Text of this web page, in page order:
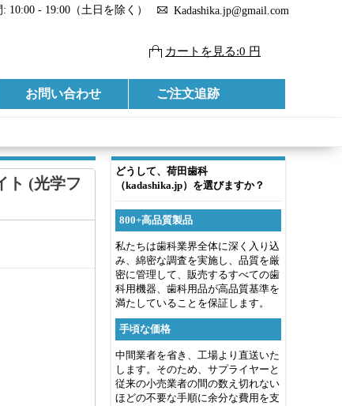
10:00 - 19:00（土日を除く） Kadashika.jp@gmail.com
カートを見る:0 円
お問い合わせ ご注文追跡
どうして、荷田歯科
（kadashika.jp）を選びますか？
800+高品質製品
私たちは歯科業界全体に深く入り込
み、綿密な調査を実施し、品質を厳
密に管理して、販売するすべての歯
科用機器、歯科用品が高品質基準を
満たしていることを保証します。
手頃な価格
中間業者を省き、工場より直送いた
します。そのため、サプライヤーと
従来の小売業者の間の数え切れない
ほどの不要な手順に余分な費用を支
ト (光学フ